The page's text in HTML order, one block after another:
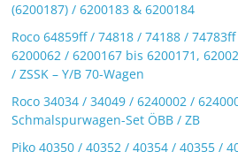
(6200187) / 6200183 & 6200184
Roco 64859ff / 74818 / 74188 /
6200062 / 6200167 bis 6200171,
/ ZSSK – Y/B 70-Wagen
Roco 34034 / 34049 / 6240002 /
Schmalspurwagen-Set ÖBB / ZB
Piko 40350 / 40352 / 40354 / 40355 /